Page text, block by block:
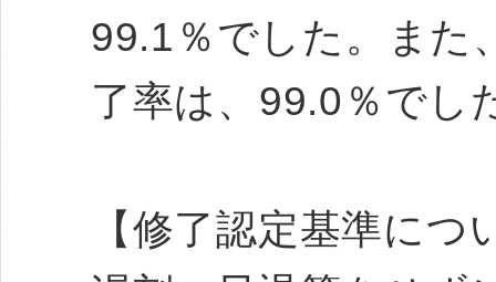
99.1％でした。また
了率は、99.0％でし
【修了認定基準につ